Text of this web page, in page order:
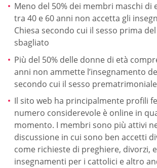
Meno del 50% dei membri maschi di
tra 40 e 60 anni non accetta gli
Chiesa secondo cui il sesso prima
sbagliato
Più del 50% delle donne di età
anni non ammette l’insegnamento
secondo cui il sesso
Il sito web ha principalmente profili
numero considerevole è online in
momento. I membri sono più attivi
discussione in cui sono ben accetti
come richieste di preghiere, divorzi,
insegnamenti per i cattolici e altro